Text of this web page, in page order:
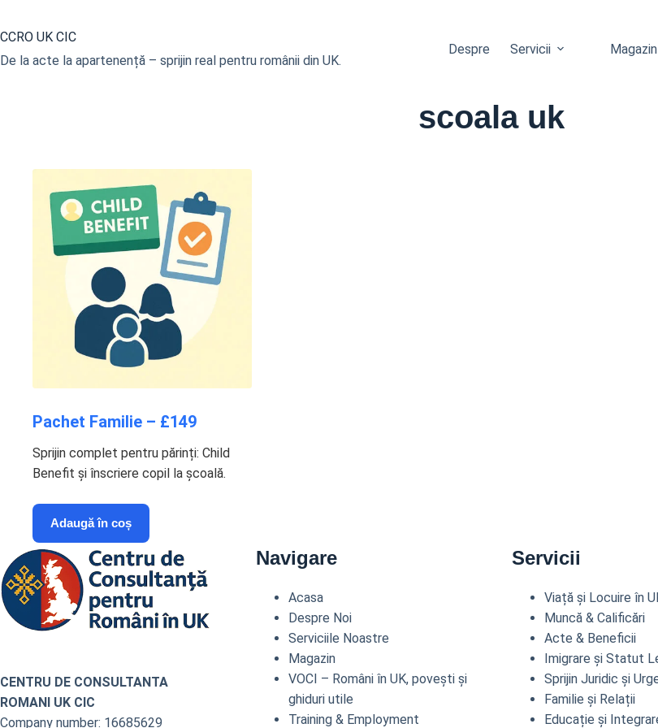
la
CCRO UK CIC
De la acte la apartenență – sprijin real pentru românii din UK.
Despre Servicii Magazin
scoala uk
Pachet Familie – £149
Sprijin complet pentru părinți: Child
Benefit și înscriere copil la școală.
Adaugă în coș
CENTRU DE CONSULTANTA
ROMANI UK CIC
Company number: 16685629
Navigare
Acasa
Despre Noi
Serviciile Noastre
Magazin
VOCI – Români în UK, povești și
ghiduri utile
Training & Employment
Servicii
Viață și Locuire în
Muncă & Calificări
Acte & Beneficii
Imigrare și Statut
Sprijin Juridic și
Familie și Relații
Educație și